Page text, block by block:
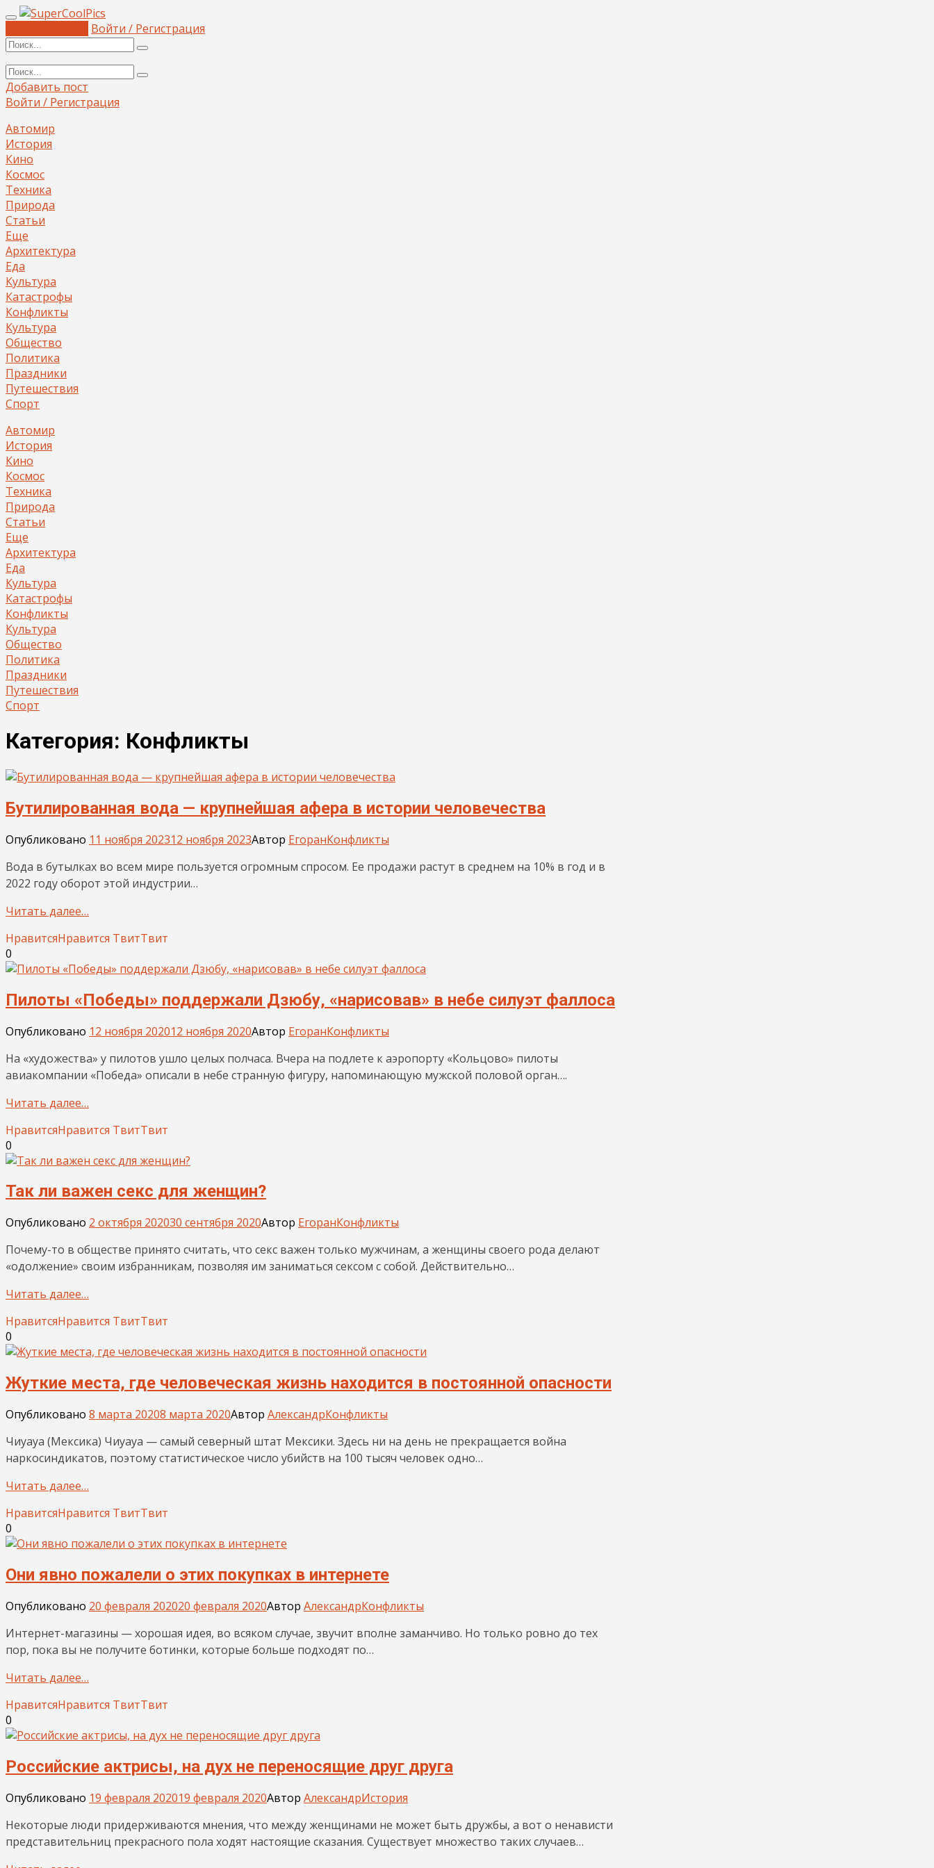
Войти / Регистрация
Добавить пост
Войти / Регистрация
Автомир
История
Кино
Космос
Техника
Природа
Статьи
Еще
Архитектура
Еда
Культура
Катастрофы
Конфликты
Культура
Общество
Политика
Праздники
Путешествия
Спорт
Автомир
История
Кино
Космос
Техника
Природа
Статьи
Еще
Архитектура
Еда
Культура
Катастрофы
Конфликты
Культура
Общество
Политика
Праздники
Путешествия
Спорт
Категория: Конфликты
Бутилированная вода — крупнейшая афера в истории человечества
Опубликовано 11 ноября 202312 ноября 2023Автор ЕгоранКонфликты
Вода в бутылках во всем мире пользуется огромным спросом. Ее продажи растут в среднем на 10% в год и в
2022 году оборот этой индустрии…
Читать далее…
НравитсяНравится ТвитТвит
0
Пилоты «Победы» поддержали Дзюбу, «нарисовав» в небе силуэт фаллоса
Опубликовано 12 ноября 202012 ноября 2020Автор ЕгоранКонфликты
На «художества» у пилотов ушло целых полчаса. Вчера на подлете к аэропорту «Кольцово» пилоты
авиакомпании «Победа» описали в небе странную фигуру, напоминающую мужской половой орган….
Читать далее…
НравитсяНравится ТвитТвит
0
Так ли важен секс для женщин?
Опубликовано 2 октября 202030 сентября 2020Автор ЕгоранКонфликты
Почему-то в обществе принято считать, что секс важен только мужчинам, а женщины своего рода делают
«одолжение» своим избранникам, позволяя им заниматься сексом с собой. Действительно…
Читать далее…
НравитсяНравится ТвитТвит
0
Жуткие места, где человеческая жизнь находится в постоянной опасности
Опубликовано 8 марта 20208 марта 2020Автор АлександрКонфликты
Чиуауа (Мексика) Чиуауа — самый северный штат Мексики. Здесь ни на день не прекращается война
наркосиндикатов, поэтому статистическое число убийств на 100 тысяч человек одно…
Читать далее…
НравитсяНравится ТвитТвит
0
Они явно пожалели о этих покупках в интернете
Опубликовано 20 февраля 202020 февраля 2020Автор АлександрКонфликты
Интернет-магазины — хорошая идея, во всяком случае, звучит вполне заманчиво. Но только ровно до тех
пор, пока вы не получите ботинки, которые больше подходят по…
Читать далее…
НравитсяНравится ТвитТвит
0
Российские актрисы, на дух не переносящие друг друга
Опубликовано 19 февраля 202019 февраля 2020Автор АлександрИстория
Некоторые люди придерживаются мнения, что между женщинами не может быть дружбы, а вот о ненависти
представительниц прекрасного пола ходят настоящие сказания. Существует множество таких случаев…